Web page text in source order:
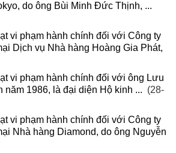
do ông Bùi Minh Đức Thịnh, ...
vi phạm hành chính đối với Công ty
Dịch vụ Nhà hàng Hoàng Gia Phát,
vi phạm hành chính đối với ông Lưu
năm 1986, là đại diện Hộ kinh ... (28-
vi phạm hành chính đối với Công ty
Nhà hàng Diamond, do ông Nguyễn